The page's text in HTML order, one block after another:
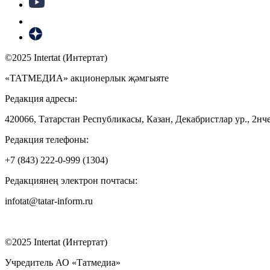
©2025 Intertat (Интертат)
«ТАТМЕДИА» акционерлык җәмгыяте
Редакция адресы:
420066, Татарстан Республикасы, Казан, Декабристлар ур.,
Редакция телефоны:
+7 (843) 222-0-999 (1304)
Редакциянең электрон почтасы:
infotat@tatar-inform.ru
©2025 Intertat (Интертат)
Учредитель АО «Татмедиа»